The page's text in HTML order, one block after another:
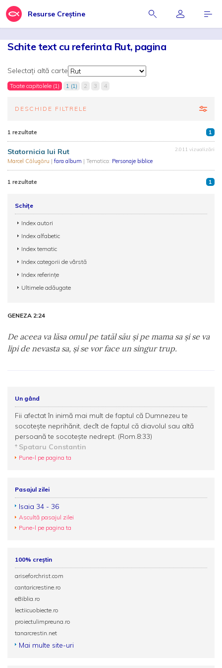
Resurse Creștine
Schite text cu referinta Rut, pagina
Selectați altă carte
Toate capitolele (1) 1 (1) 2 3 4
DESCHIDE FILTRELE
1 rezultate 1
Statornicia lui Rut
Marcel Călugăru | fara album | Tematica: Personaje biblice
2.011 vizualizări
1 rezultate 1
Schițe
Index autori
Index alfabetic
Index tematic
Index categorii de vârstă
Index referințe
Ultimele adăugate
GENEZA 2:24
De aceea va lăsa omul pe tatăl său şi pe mama sa şi se va
lipi de nevasta sa, şi se vor face un singur trup.
Un gând
Fii afectat în inimă mai mult de faptul că Dumnezeu te
socoteşte neprihănit, decît de faptul că diavolul sau altă
persoană te socoteşte nedrept. (Rom.8:33)
Spataru Constantin
Pune-l pe pagina ta
Pasajul zilei
Isaia 34 - 36
Ascultă pasajul zilei
Pune-l pe pagina ta
100% creștin
ariseforchrist.com
cantaricrestine.ro
eBiblia.ro
lectiicuobiecte.ro
proiectulimpreuna.ro
tanarcrestin.net
Mai multe site-uri